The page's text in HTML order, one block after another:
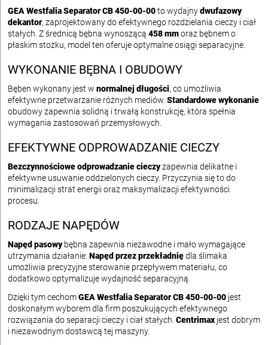
GEA Westfalia Separator CB 450-00-00to wydajnydwufazowy
dekantor, zaprojektowany do efektywnego rozdzielania cieczy i ciał
stałych. Z średnicą bębna wynoszącą 458 mmoraz bębnem o
płaskim stożku, model ten oferuje optymalne osiągi separacyjne.
WYKONANIE BĘBNA I OBUDOWY
Bęben wykonany jest w normalnej długości, co umożliwia
efektywne przetwarzanie różnych mediów. Standardowe wykonanie
obudowy zapewnia solidną i trwałą konstrukcję, która spełnia
wymagania zastosowań przemysłowych.
EFEKTYWNE ODPROWADZANIE CIECZY
Bezczynnościowe odprowadzanie cieczyzapewnia delikatne i
efektywne usuwanie oddzielonych cieczy. Przyczynia się to do
minimalizacji strat energii oraz maksymalizacji efektywności
procesu.
RODZAJE NAPĘDÓW
Napęd pasowybębna zapewnia niezawodne i mało wymagające
utrzymania działanie. Napęd przez przekładniędla ślimaka
umożliwia precyzyjne sterowanie przepływem materiału, co
dodatkowo optymalizuje wydajność separacyjną.
Dzięki tym cechomGEA Westfalia Separator CB 450-00-00 jest
doskonałym wyborem dla firm poszukujących efektywnego
rozwiązania do separacji cieczy i ciał stałych. Centrimax jest dobrym
i niezawodnym dostawcą tej maszyny.